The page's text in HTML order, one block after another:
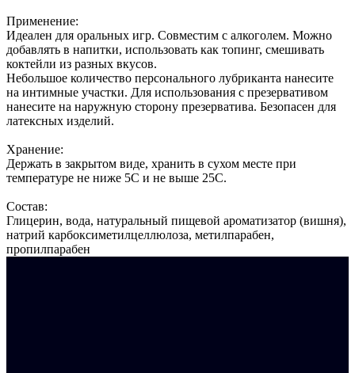
Применение:
Идеален для оральных игр. Совместим с алкоголем. Можно
добавлять в напитки, использовать как топинг, смешивать
коктейли из разных вкусов.
Небольшое количество персонального лубриканта нанесите
на интимные участки. Для использования с презервативом
нанесите на наружную сторону презерватива. Безопасен для
латексных изделий.
Хранение:
Держать в закрытом виде, хранить в сухом месте при
температуре не ниже 5С и не выше 25С.
Состав:
Глицерин, вода, натуральный пищевой ароматизатор (вишня),
натрий карбоксиметилцеллюлоза, метилпарабен,
пропилпарабен